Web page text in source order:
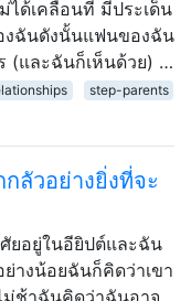
ได้เคลื่อนที่ มีประเด็น
งฉันดังนั้นแฟนของฉัน
(และฉันก็เห็นด้วย) …
step-parents
ลัวอย่างยิ่งที่จะ
ยอยู่ในอียิปต์และฉัน
างน้อยฉันก็คิดว่าเขา
ม่ช้าฉันคิดว่าฉันอาจ